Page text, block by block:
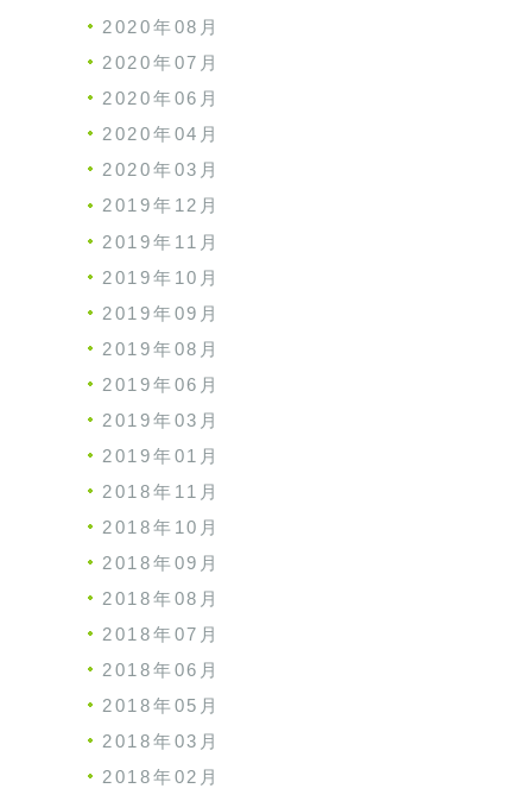
2020年08月
2020年07月
2020年06月
2020年04月
2020年03月
2019年12月
2019年11月
2019年10月
2019年09月
2019年08月
2019年06月
2019年03月
2019年01月
2018年11月
2018年10月
2018年09月
2018年08月
2018年07月
2018年06月
2018年05月
2018年03月
2018年02月